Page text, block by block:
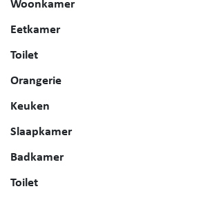
Eetkamer
Toilet
Orangerie
Keuken
Slaapkamer
Badkamer
Toilet